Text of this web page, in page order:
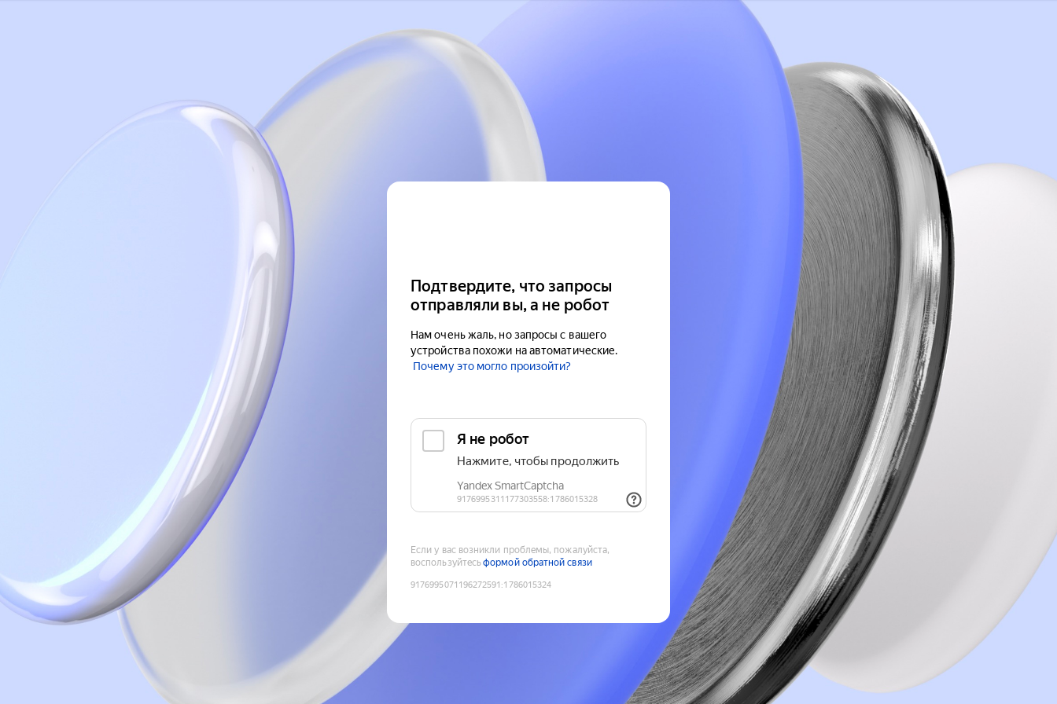
Подтвердите, что запросы
отправляли вы, а не робот
Нам очень жаль, но запросы с вашего
устройства похожи на автоматические.
Почему это могло произойти?
Если у вас возникли проблемы, пожалуйста,
воспользуйтесьформой обратной связи
9176995071196272591 :1786015324